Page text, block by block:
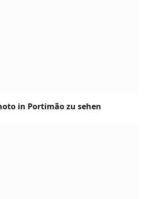
in Portimão zu sehen